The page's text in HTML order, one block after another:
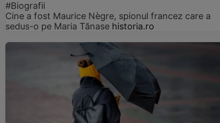
#Biografii
Cine a fost Maurice Nègre, spionul francez care a
sedus-o pe Maria Tănase historia.ro